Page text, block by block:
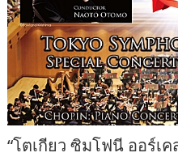
“โตเกียว ซิมโฟนี ออร์เ